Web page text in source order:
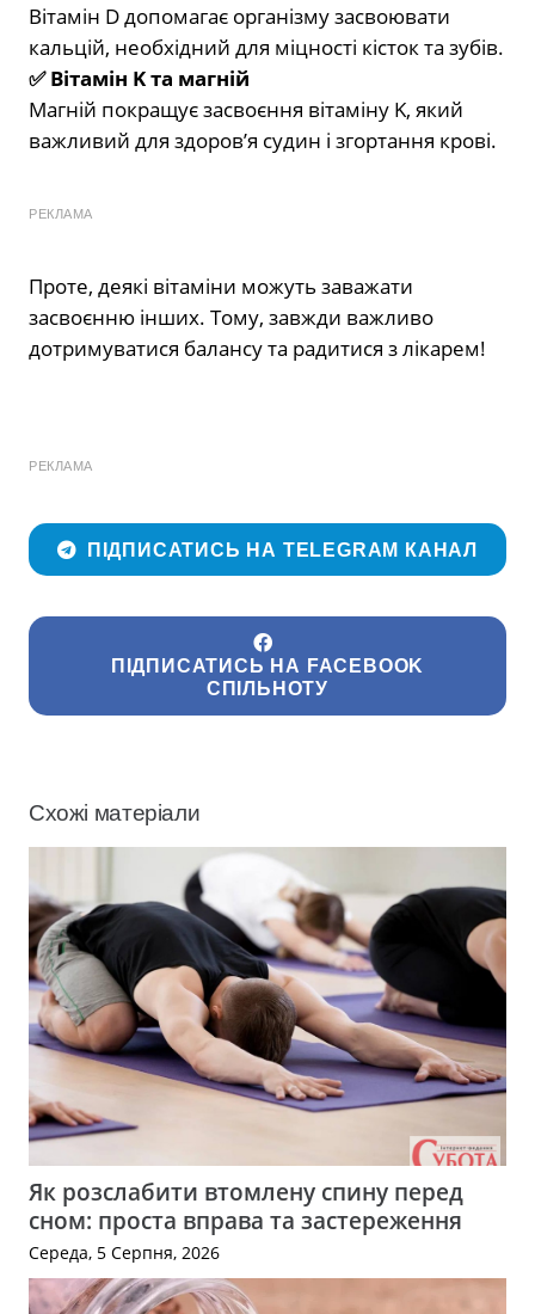
Вітамін D допомагає організму засвоювати
кальцій, необхідний для міцності кісток та зубів.
✅ Вітамін K та магній
Магній покращує засвоєння вітаміну K, який
важливий для здоров’я судин і згортання крові.
РЕКЛАМА
Проте, деякі вітаміни можуть заважати
засвоєнню інших. Тому, завжди важливо
дотримуватися балансу та радитися з лікарем!
РЕКЛАМА
ПІДПИСАТИСЬ НА TELEGRAM КАНАЛ
ПІДПИСАТИСЬ НА FACEBOOK
СПІЛЬНОТУ
Схожі матеріали
Як розслабити втомлену спину перед
сном: проста вправа та застереження
Середа, 5 Серпня, 2026